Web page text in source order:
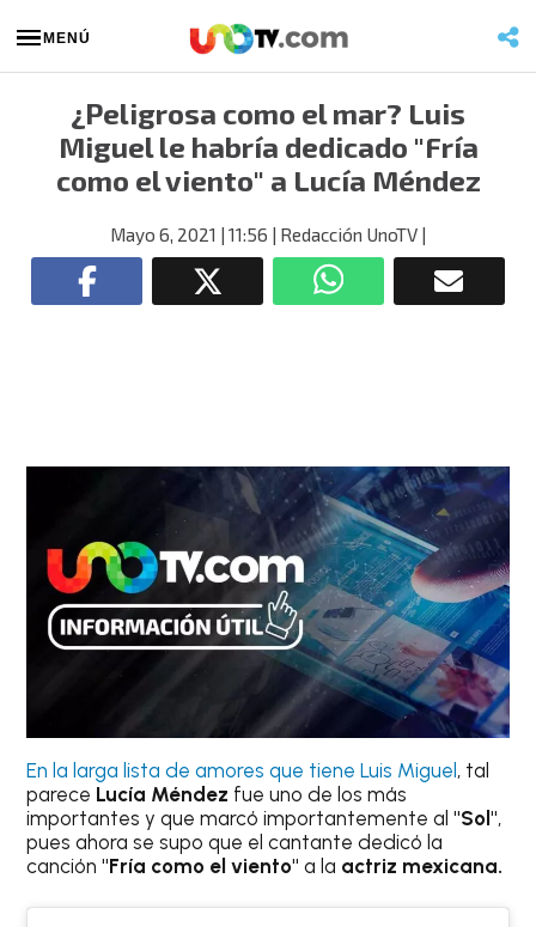
MENÚ
¿Peligrosa como el mar? Luis
Miguel le habría dedicado "Fría
como el viento" a Lucía Méndez
Mayo 6, 2021 | 11:56 | Redacción UnoTV |
En la larga lista de amores que tiene Luis Miguel, tal
parece Lucía Méndez fue uno de los más
importantes y que marcó importantemente al"Sol",
pues ahora se supo que el cantante dedicó la
canción"Fría como el viento" a la actriz mexicana.